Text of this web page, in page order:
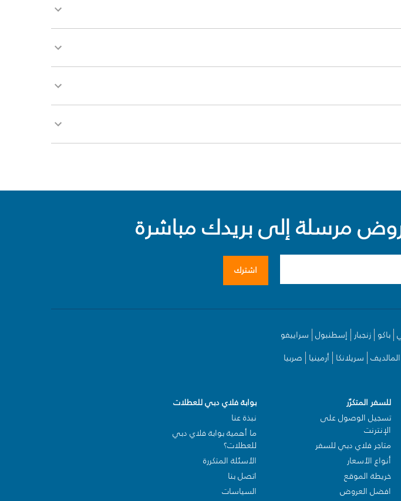
مرسلة إلى بريدك مباشرة
اشترك
باكو زنجبار إسطنبول سراييفو
سريلانكا أرمينيا صربيا
للسفر المتكرّر
تسجيل الوصول على
الإنترنت
متاجر فلاي دبي للسفر
أنواع الأسعار
خريطة الموقع
افضل العروض
بوابة فلاي دبي للعطلات
نبذة عنا
ما أهمية بوابة فلاي دبي
للعطلات؟
الأسئلة المتكررة
اتصل بنا
السياسات